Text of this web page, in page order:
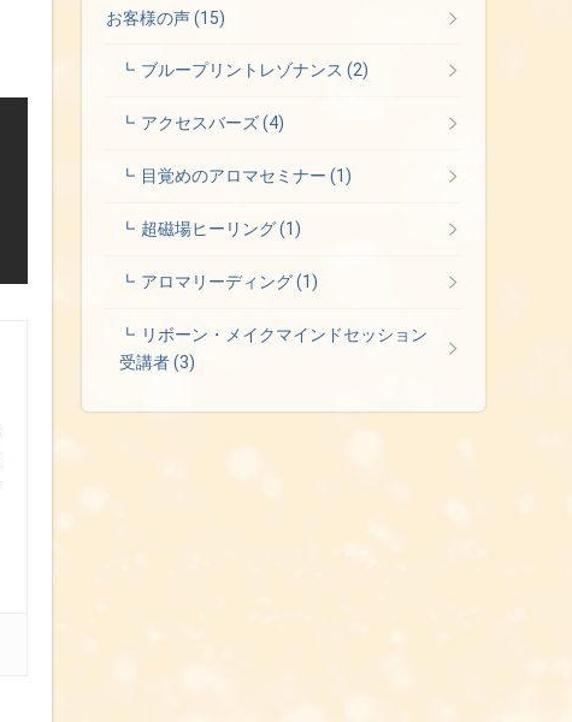
お客様の声(15)
ブループリントレゾナンス(2)
アクセスバーズ(4)
目覚めのアロマセミナー(1)
超磁場ヒーリング(1)
アロマリーディング(1)
リボーン・メイクマインドセッション
受講者(3)